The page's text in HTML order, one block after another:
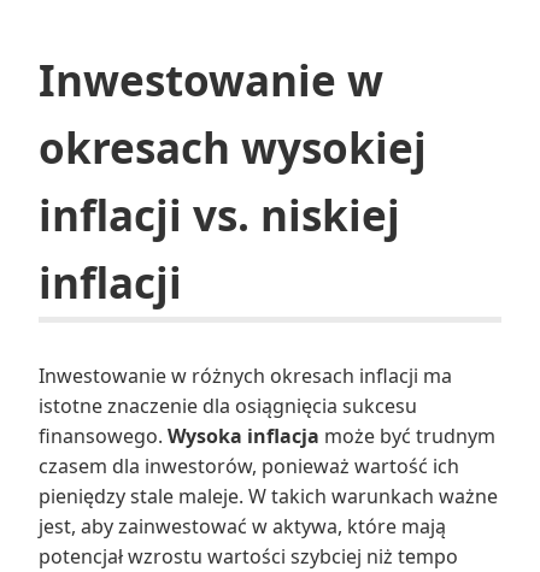
Inwestowanie w
okresach wysokiej
inflacji vs. niskiej
inflacji
Inwestowanie w różnych okresach inflacji ma
istotne znaczenie dla osiągnięcia sukcesu
finansowego. Wysoka inflacja może być trudnym
czasem dla inwestorów, ponieważ wartość ich
pieniędzy stale maleje. W takich warunkach ważne
jest, aby zainwestować w aktywa, które mają
potencjał wzrostu wartości szybciej niż tempo